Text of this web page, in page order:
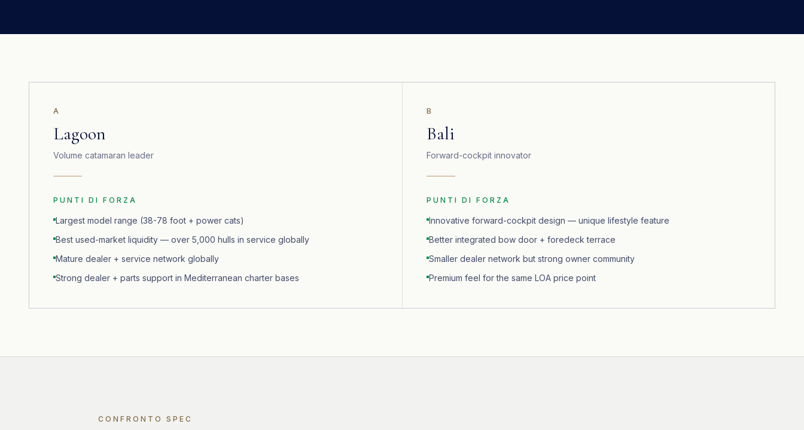
A
Lagoon
Volume catamaran leader
PUNTI DI FORZA
Largest model range (38-78 foot + power cats)
Best used-market liquidity — over 5,000 hulls in service globally
Mature dealer + service network globally
Strong dealer + parts support in Mediterranean charter bases
B
Bali
Forward-cockpit innovator
PUNTI DI FORZA
Innovative forward-cockpit design — unique lifestyle feature
Better integrated bow door + foredeck terrace
Smaller dealer network but strong owner community
Premium feel for the same LOA price point
CONFRONTO SPEC